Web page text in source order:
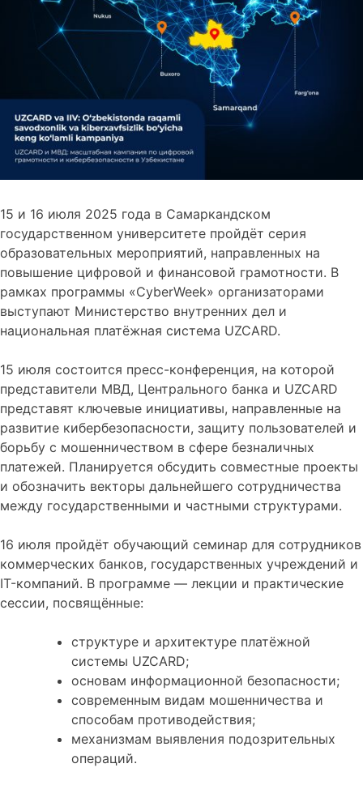
15 и 16 июля 2025 года в Самаркандском
государственном университете пройдёт серия
образовательных мероприятий, направленных на
повышение цифровой и финансовой грамотности. В
рамках программы «CyberWeek» организаторами
выступают Министерство внутренних дел и
национальная платёжная система UZCARD.
15 июля состоится пресс-конференция, на которой
представители МВД, Центрального банка и UZCARD
представят ключевые инициативы, направленные на
развитие кибербезопасности, защиту пользователей и
борьбу с мошенничеством в сфере безналичных
платежей. Планируется обсудить совместные проекты
и обозначить векторы дальнейшего сотрудничества
между государственными и частными структурами.
16 июля пройдёт обучающий семинар для сотрудников
коммерческих банков, государственных учреждений и
IT-компаний. В программе — лекции и практические
сессии, посвящённые:
структуре и архитектуре платёжной
системы UZCARD;
основам информационной безопасности;
современным видам мошенничества и
способам противодействия;
механизмам выявления подозрительных
операций.